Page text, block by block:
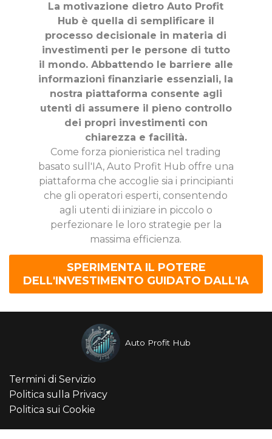
La motivazione dietro Auto Profit
Hub è quella di semplificare il
processo decisionale in materia di
investimenti per le persone di tutto
il mondo. Abbattendo le barriere alle
informazioni finanziarie essenziali, la
nostra piattaforma consente agli
utenti di assumere il pieno controllo
dei propri investimenti con
chiarezza e facilità.
Come forza pionieristica nel trading
basato sull'IA, Auto Profit Hub offre una
piattaforma che accoglie sia i principianti
che gli operatori esperti, consentendo
agli utenti di iniziare in piccolo o
perfezionare le loro strategie per la
massima efficienza.
SPERIMENTA IL POTERE
DELL'INVESTIMENTO GUIDATO DALL'IA
Auto Profit Hub
Termini di Servizio
Politica sulla Privacy
Politica sui Cookie